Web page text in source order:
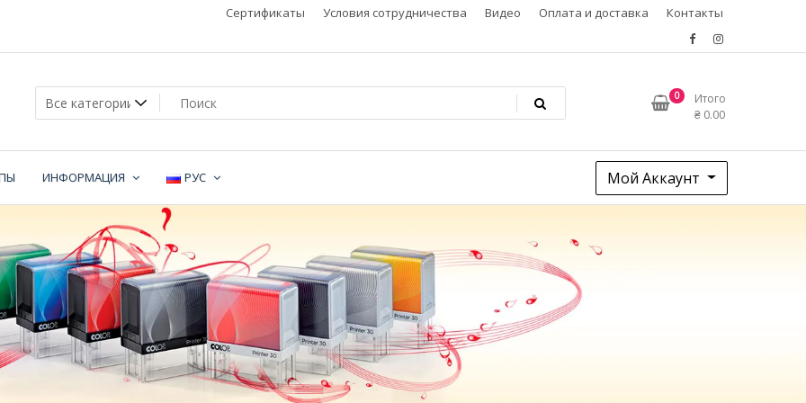
Сертификаты Условия сотрудничества Видео Оплата и доставка Контакты
0
Итого
₴ 0.00
ИНФОРМАЦИЯ РУС Мой Аккаунт